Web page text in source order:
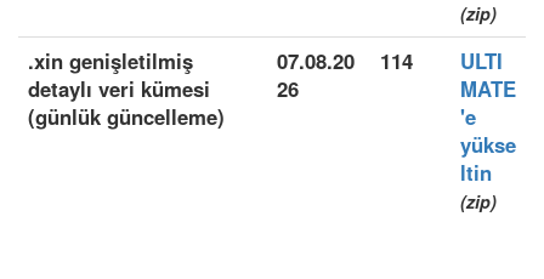
(zip)
.xin genişletilmiş
detaylı veri kümesi
(günlük güncelleme)
07.08.20
26
114
ULTI
MATE
'e
yükse
ltin
(zip)